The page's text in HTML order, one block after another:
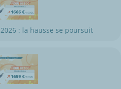
: la hausse se poursuit